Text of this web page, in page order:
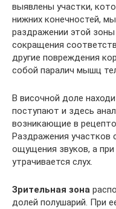
выявлены участки,
нижних конечностей,
раздражении этой
сокращения
другие повреждения
собой паралич мышц
В височной доле
поступают и здесь
возникающие в
Раздражения
ощущения звуков, а
утрачивается слух.
Зрительная зона
долей полушарий. При